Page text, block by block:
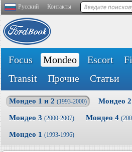
Русский Контакты
Focus Mondeo Escort
Transit
Прочие Статьи
Мондео 1 и 2 (1993-2000) Мондео 2
Мондео 3 (2000-2007) Мондео 4
Мондео 1 (1993-1996)